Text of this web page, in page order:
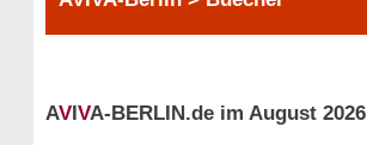
AV VA-BERLIN.de im August 2026